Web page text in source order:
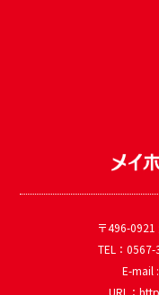
〒496-0921
TEL：
E-mail